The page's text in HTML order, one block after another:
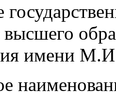
имени